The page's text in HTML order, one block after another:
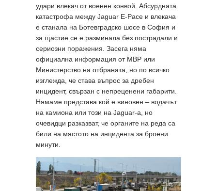
удари влекач от военен конвой. Абсурдната
катастрофа между Jaguar E-Pace и влекача
е станала на Ботевградско шосе в София и
за щастие се е разминала без пострадали и
сериозни поражения. Засега няма
официална информация от МВР или
Министерство на отбраната, но по всичко
изглежда, че става въпрос за дребен
инцидент, свързан с непреценени габарити.
Нямаме представа кой е виновен – водачът
на камиона или този на Jaguar-а, но
очевидци разказват, че органите на реда са
били на мястото на инцидента за броени
минути.